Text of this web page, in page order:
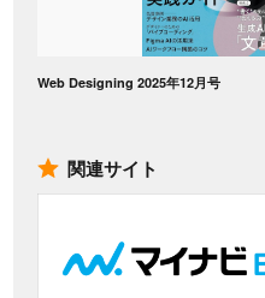
Web Designing 2025年12月号
関連サイト